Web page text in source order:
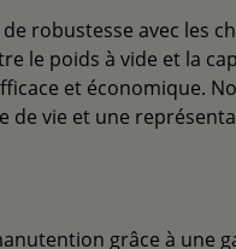
robustesse avec les
le poids à vide et la
et économique.
de vie et une
grâce à